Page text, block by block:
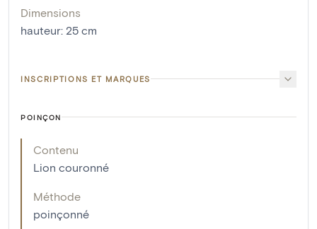
Dimensions
hauteur: 25 cm
INSCRIPTIONS ET MARQUES
POINÇON
Contenu
Lion couronné
Méthode
poinçonné